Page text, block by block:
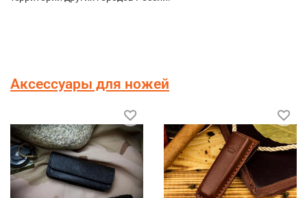
Аксессуары для ножей